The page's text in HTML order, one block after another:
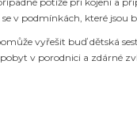
v podmínkách, které jsou
vyřešit buď dětská
v porodnici a zdárné